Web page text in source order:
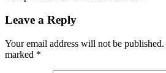
Leave a Reply
Your email address will not be published.
marked *